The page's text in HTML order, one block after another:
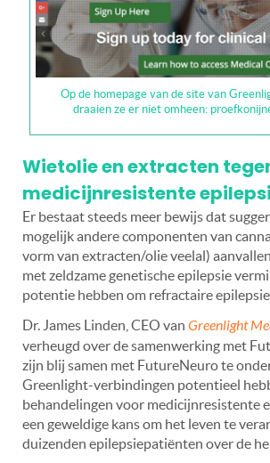
Op de homepage van de site van
draaien ze er niet omheen:
Wietolie en extracten
medicijnresistente
Er bestaat steeds meer bewijs dat
mogelijk andere componenten van
vorm van extracten/olie veelal)
met zeldzame genetische epilepsie
potentie hebben om refractaire
Dr. James Linden, CEO van Greenlight
verheugd over de samenwerking met
zijn blij samen met FutureNeuro te
Greenlight-verbindingen potentieel
behandelingen voor medicijnresistente
een geweldige kans om het leven te
duizenden epilepsiepatiënten over de